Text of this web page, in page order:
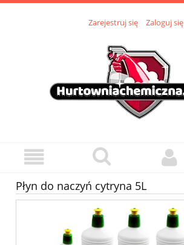
Zarejestruj się Zaloguj się
Płyn do naczyń cytryna 5L